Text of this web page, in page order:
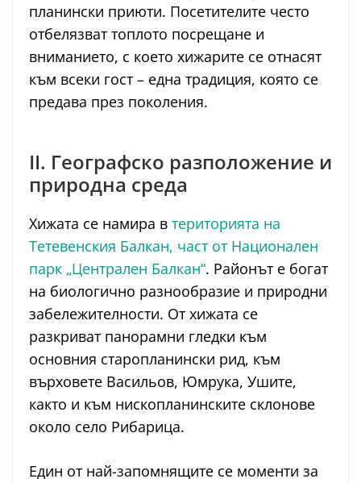
планински приюти. Посетителите често
отбелязват топлото посрещане и
вниманието, с което хижарите се отнасят
към всеки гост – една традиция, която се
предава през поколения.
II. Географско разположение и
природна среда
Хижата се намира в територията на
Тетевенския Балкан, част от Национален
парк „Централен Балкан“. Районът е богат
на биологично разнообразие и природни
забележителности. От хижата се
разкриват панорамни гледки към
основния старопланински рид, към
върховете Васильов, Юмрука, Ушите,
както и към нископланинските склонове
около село Рибарица.
Един от най-запомнящите се моменти за